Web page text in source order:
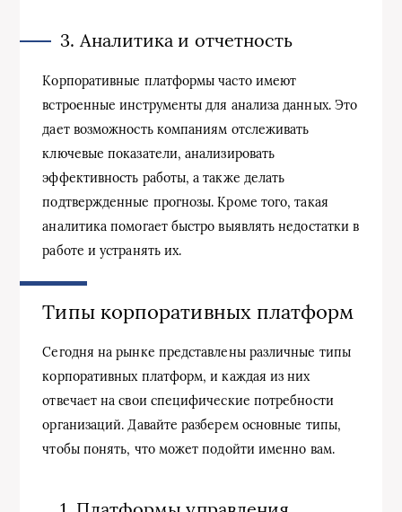
3. Аналитика и отчетность
Корпоративные платформы часто имеют
встроенные инструменты для анализа данных. Это
дает возможность компаниям отслеживать
ключевые показатели, анализировать
эффективность работы, а также делать
подтвержденные прогнозы. Кроме того, такая
аналитика помогает быстро выявлять недостатки в
работе и устранять их.
Типы корпоративных платформ
Сегодня на рынке представлены различные типы
корпоративных платформ, и каждая из них
отвечает на свои специфические потребности
организаций. Давайте разберем основные типы,
чтобы понять, что может подойти именно вам.